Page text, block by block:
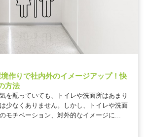
作りで社内外のイメージアップ！快
方法
を配っていても、トイレや洗面所はあまり
少なくありません。しかし、トイレや洗面
モチベーション、対外的なイメージに...